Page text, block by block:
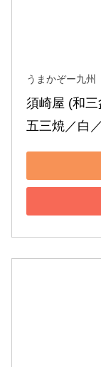
うまかぞー九州
須崎屋 (和
五三焼／白